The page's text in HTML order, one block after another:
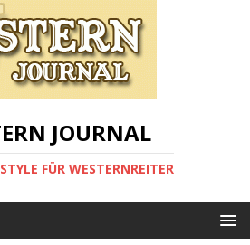
JOURNAL
FÜR WESTERNREITER